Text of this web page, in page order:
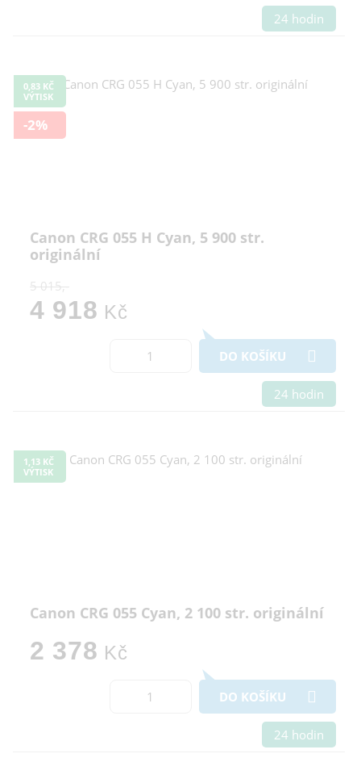
24 hodin
0,83 KČ
VÝTISK
-2%
Canon CRG 055 H Cyan, 5 900 str.
originální
5 015,-
4 918 Kč
DO KOŠÍKU
24 hodin
1,13 KČ
VÝTISK
Canon CRG 055 Cyan, 2 100 str. originální
2 378 Kč
DO KOŠÍKU
24 hodin